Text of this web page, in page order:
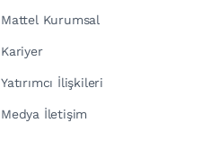
Mattel Kurumsal
Kariyer
Yatırımcı İlişkileri
Medya İletişim